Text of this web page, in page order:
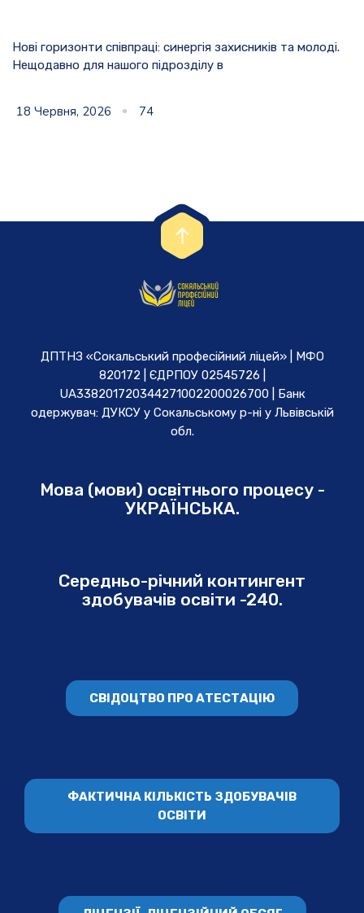
Нові горизонти співпраці: синергія захисників та молоді.
Нещодавно для нашого підрозділу в
18 Червня, 2026 74
ДПТНЗ «Сокальський професійний ліцей» | МФО
820172 | ЄДРПОУ 02545726 |
UA338201720344271002200026700 | Банк
одержувач: ДУКСУ у Cокальському р-ні у Львівській
обл.
Мова (мови) освітнього процесу -
УКРАЇНСЬКА.
Середньо-річний контингент
здобувачів освіти -240.
СВІДОЦТВО ПРО АТЕСТАЦІЮ
ФАКТИЧНА КІЛЬКІСТЬ ЗДОБУВАЧІВ
ОСВІТИ